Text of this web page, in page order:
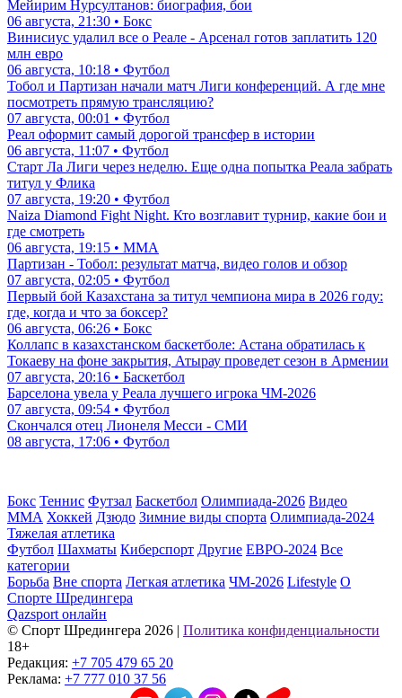
Мейирим Нурсултанов: биография, бои
06 августа, 21:30 • Бокс
Винисиус удалил все о Реале - Арсенал готов заплатить 120
млн евро
06 августа, 10:18 • Футбол
Тобол и Партизан начали матч Лиги конференций. А где мне
посмотреть прямую трансляцию?
07 августа, 00:01 • Футбол
Реал оформит самый дорогой трансфер в истории
06 августа, 11:07 • Футбол
Старт Ла Лиги через неделю. Еще одна попытка Реала забрать
титул у Флика
07 августа, 19:20 • Футбол
Naiza Diamond Fight Night. Кто возглавит турнир, какие бои и
где смотреть
06 августа, 19:15 • ММА
Партизан - Тобол: результат матча, видео голов и обзор
07 августа, 02:05 • Футбол
Первый бой Казахстана за титул чемпиона мира в 2026 году:
где, когда и что за боксер?
06 августа, 06:26 • Бокс
Коллапс в казахстанском баскетболе: Астана обратилась к
Токаеву на фоне закрытия, Атырау проведет сезон в Армении
07 августа, 20:16 • Баскетбол
Барселона увела у Реала лучшего игрока ЧМ-2026
07 августа, 09:54 • Футбол
Скончался отец Лионеля Месси - СМИ
08 августа, 17:06 • Футбол
Бокс Теннис Футзал Баскетбол Олимпиада-2026 Видео
ММА Хоккей Дзюдо Зимние виды спорта Олимпиада-2024
Тяжелая атлетика
Футбол Шахматы Киберспорт Другие ЕВРО-2024 Все
категории
Борьба Вне спорта Легкая атлетика ЧМ-2026 Lifestyle О
Спорте Шредингера
Qazsport онлайн
© Cпорт Шредингера 2026 | Политика конфиденциальности
18+
Редакция: +7 705 479 65 20
Реклама: +7 777 010 37 56